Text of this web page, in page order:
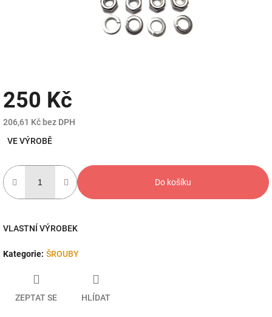
250 Kč
206,61 Kč bez DPH
cena:
VE VÝROBĚ
Do košíku
VLASTNÍ VÝROBEK
Kategorie: ŠROUBY
ZEPTAT SE HLÍDAT